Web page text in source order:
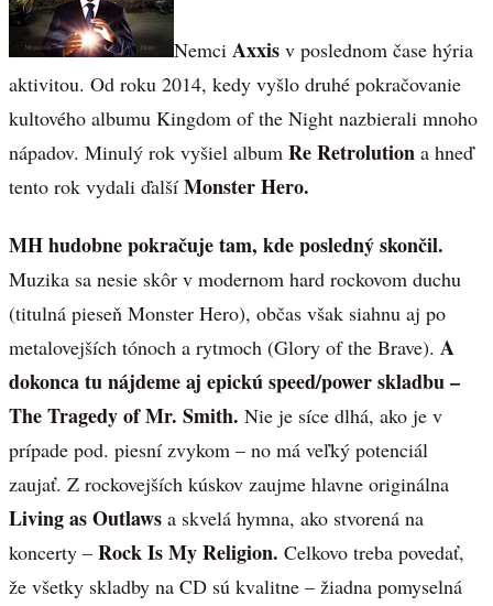
Nemci Axxis v poslednom čase hýria
aktivitou. Od roku 2014, kedy vyšlo druhé pokračovanie
kultového albumu Kingdom of the Night nazbierali mnoho
nápadov. Minulý rok vyšiel album Re Retrolution a hneď
tento rok vydali ďalší Monster Hero.
MH hudobne pokračuje tam, kde posledný skončil.
Muzika sa nesie skôr v modernom hard rockovom duchu
(titulná pieseň Monster Hero), občas však siahnu aj po
metalovejších tónoch a rytmoch (Glory of the Brave). A
dokonca tu nájdeme aj epickú speed/power skladbu –
The Tragedy of Mr. Smith. Nie je síce dlhá, ako je v
prípade pod. piesní zvykom – no má veľký potenciál
zaujať. Z rockovejších kúskov zaujme hlavne originálna
Living as Outlaws a skvelá hymna, ako stvorená na
koncerty – Rock Is My Religion. Celkovo treba povedať,
že všetky skladby na CD sú kvalitne – žiadna pomyselná